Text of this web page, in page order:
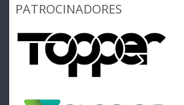
PATROCINADORES